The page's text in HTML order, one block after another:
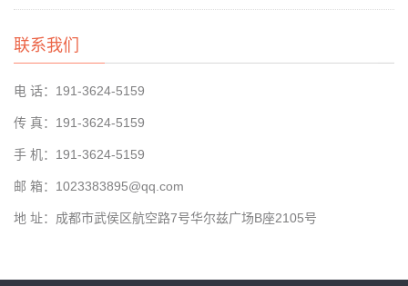
联系我们
电 话：191-3624-5159
传 真：191-3624-5159
手 机：191-3624-5159
邮 箱：1023383895@qq.com
地 址：成都市武侯区航空路7号华尔兹广场B座2105号